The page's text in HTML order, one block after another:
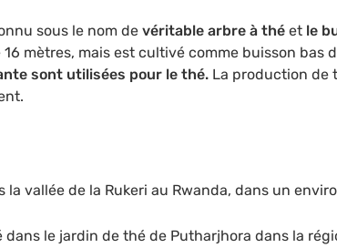
sous le nom de véritable arbre à théet le
mètres, mais est cultivé comme buisson bas
sont utilisées pour le thé.La production de
vallée de la Rukeri au Rwanda, dans un
le jardin de thé de Putharjhora dans la